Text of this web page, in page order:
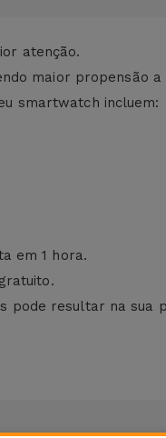
atenção.
maior propensão a
smartwatch incluem:
em 1 hora.
resultar na